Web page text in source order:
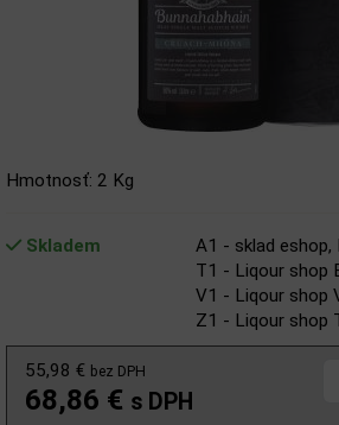
Hmotnosť: 2 Kg
Skladem
A1 - sklad eshop,
T1 - Liqour shop
V1 - Liqour shop
Z1 - Liqour shop
55,98 € bez DPH
68,86 € s DPH